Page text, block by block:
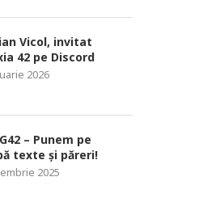
Vicol, invitat
42 pe Discord
2026
– Punem pe
texte și păreri!
2025